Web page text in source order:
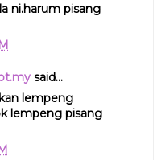
ni.harum pisang
said...
lempeng
lempeng pisang